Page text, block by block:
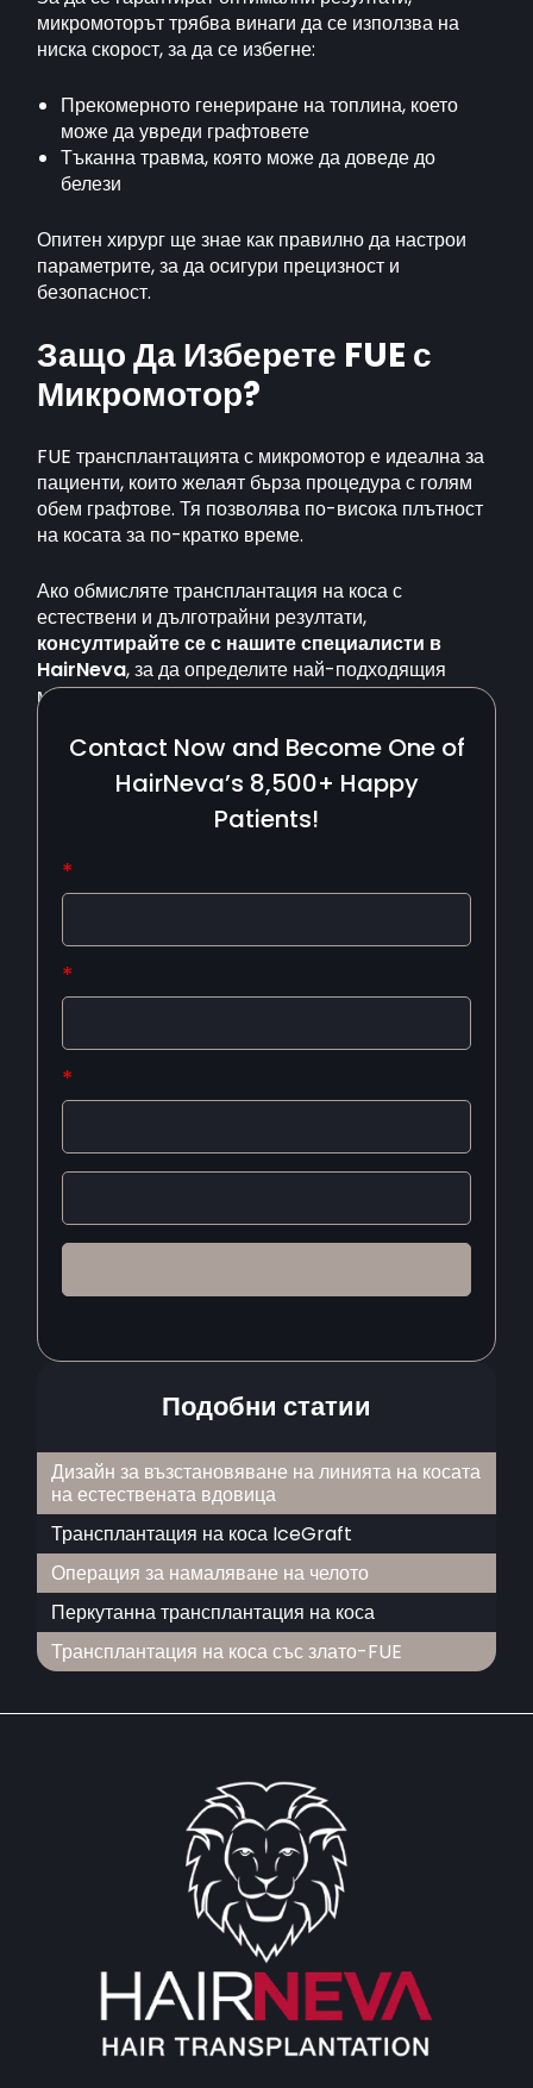
микромоторът трябва винаги да се използва на
ниска скорост, за да се избегне:
Прекомерното генериране на топлина, което
може да увреди графтовете
Тъканна травма, която може да доведе до
белези
Опитен хирург ще знае как правилно да настрои
параметрите, за да осигури прецизност и
безопасност.
Защо Да Изберете FUE с
Микромотор?
FUE трансплантацията с микромотор е идеална за
пациенти, които желаят бърза процедура с голям
обем графтове. Тя позволява по-висока плътност
на косата за по-кратко време.
Ако обмисляте трансплантация на коса с
естествени и дълготрайни резултати,
консултирайте се с нашите специалисти в
HairNeva, за да определите най-подходящия
метод за вашите нужди.
Запазете час още днес и започнете своя път
към по-гъста и по-здрава коса!
Contact Now and Become One of
HairNeva’s 8,500+ Happy
Patients!
*
*
*
Подобни статии
Дизайн за възстановяване на линията на косата
на естествената вдовица
Трансплантация на коса IceGraft
Операция за намаляване на челото
Перкутанна трансплантация на коса
Трансплантация на коса със злато-FUE